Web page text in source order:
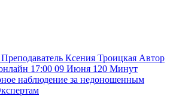
Преподаватель Ксения Троицкая Автор
17:00 09 Июня 120 Минут
наблюдение за недоношенным